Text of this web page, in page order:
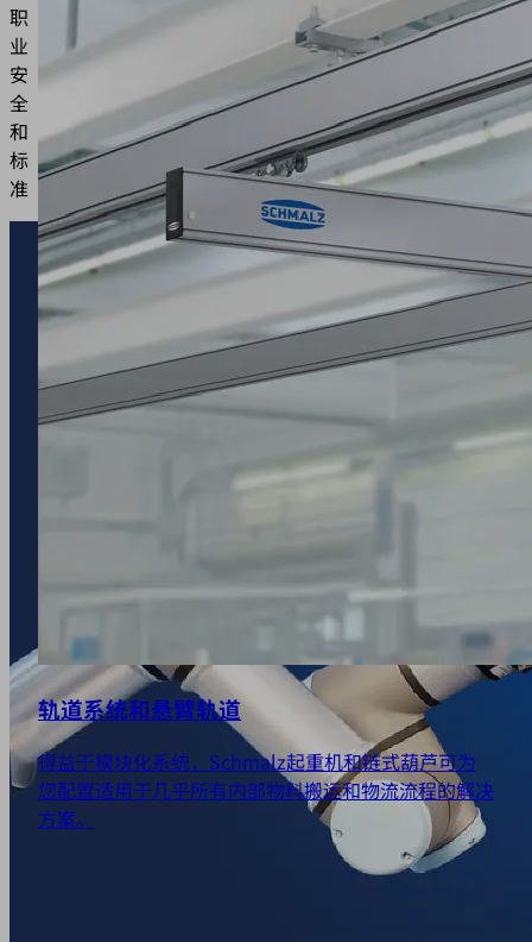
职
业
安
全
和
标
准
轨道系统和悬臂轨道
得益于模块化系统，Schmalz起重机和链式葫芦可为
您配置适用于几乎所有内部物料搬运和物流流程的解决
方案。